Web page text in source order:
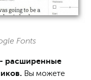
Fonts
- расширенные
Вы можете